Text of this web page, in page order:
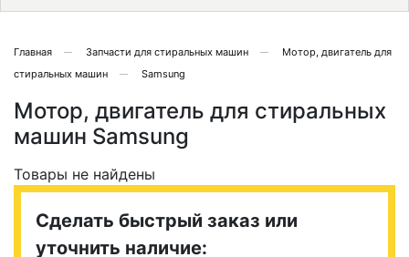
Главная Запчасти для стиральных машин
Мотор, двигатель для
стиральных машин
Samsung
Мотор, двигатель для стиральных
машин Samsung
Товары не найдены
Сделать быстрый заказ или
уточнить наличие: